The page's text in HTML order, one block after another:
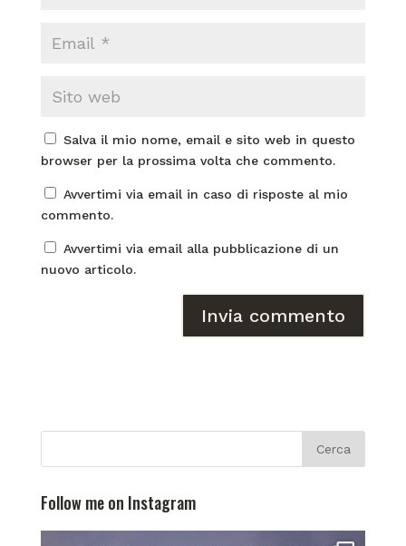
Salva il mio nome, email e sito web in questo
browser per la prossima volta che commento.
Avvertimi via email in caso di risposte al mio
commento.
Avvertimi via email alla pubblicazione di un
nuovo articolo.
Follow me on Instagram